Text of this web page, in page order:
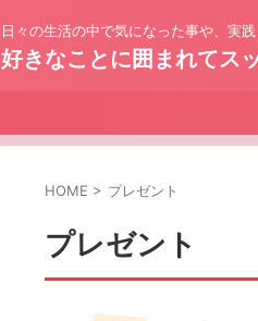
日々の生活の中で気になった事や、実
好きなことに囲まれてス
HOME > プレゼント
プレゼント